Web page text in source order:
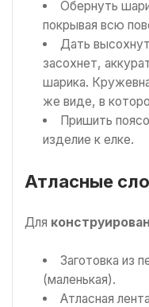
Обернуть
покрывая всю
Дать
засохнет,
шарика.
же виде, в
Пришить
изделие к елке.
Атласные
Для к
Заготовка из
(маленькая).
Атласная